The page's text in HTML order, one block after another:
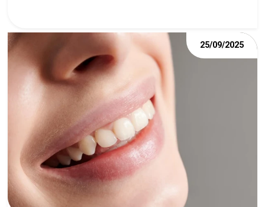
25/09/2025